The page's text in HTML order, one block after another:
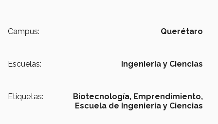
Campus: Querétaro
Escuelas: Ingeniería y Ciencias
Etiquetas: Biotecnología, Emprendimiento,
Escuela de Ingeniería y Ciencias